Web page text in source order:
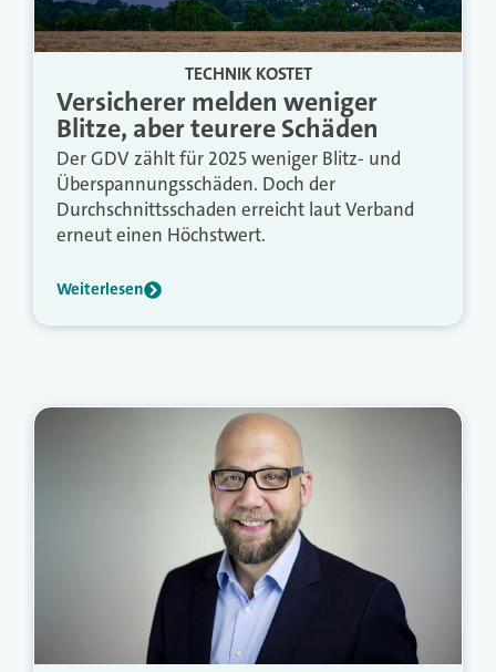
TECHNIK KOSTET
Versicherer melden weniger
Blitze, aber teurere Schäden
Der GDV zählt für 2025 weniger Blitz- und
Überspannungsschäden. Doch der
Durchschnittsschaden erreicht laut Verband
erneut einen Höchstwert.
Weiterlesen